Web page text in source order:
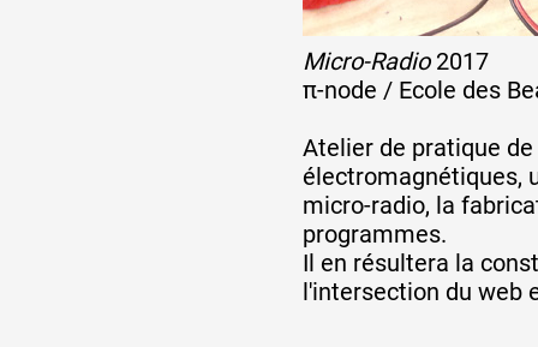
Micro-Radio2017
π-node / Ecole des
Atelier de pratique
électromagnétiques,
micro-radio, la
programmes.
Il en résultera la
l'intersection du web